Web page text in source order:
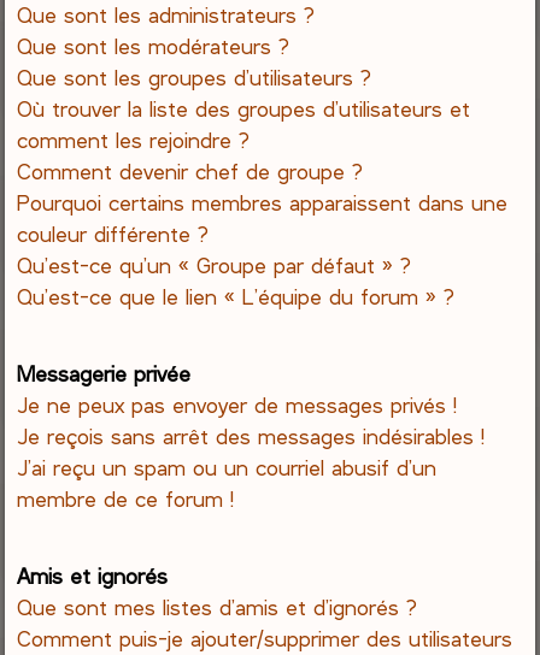
Que sont les administrateurs ?
Que sont les modérateurs ?
Que sont les groupes d’utilisateurs ?
Où trouver la liste des groupes d’utilisateurs et
comment les rejoindre ?
Comment devenir chef de groupe ?
Pourquoi certains membres apparaissent dans une
couleur différente ?
Qu’est-ce qu’un « Groupe par défaut » ?
Qu’est-ce que le lien « L’équipe du forum » ?
Messagerie privée
Je ne peux pas envoyer de messages privés !
Je reçois sans arrêt des messages indésirables !
J’ai reçu un spam ou un courriel abusif d’un
membre de ce forum !
Amis et ignorés
Que sont mes listes d’amis et d’ignorés ?
Comment puis-je ajouter/supprimer des utilisateurs